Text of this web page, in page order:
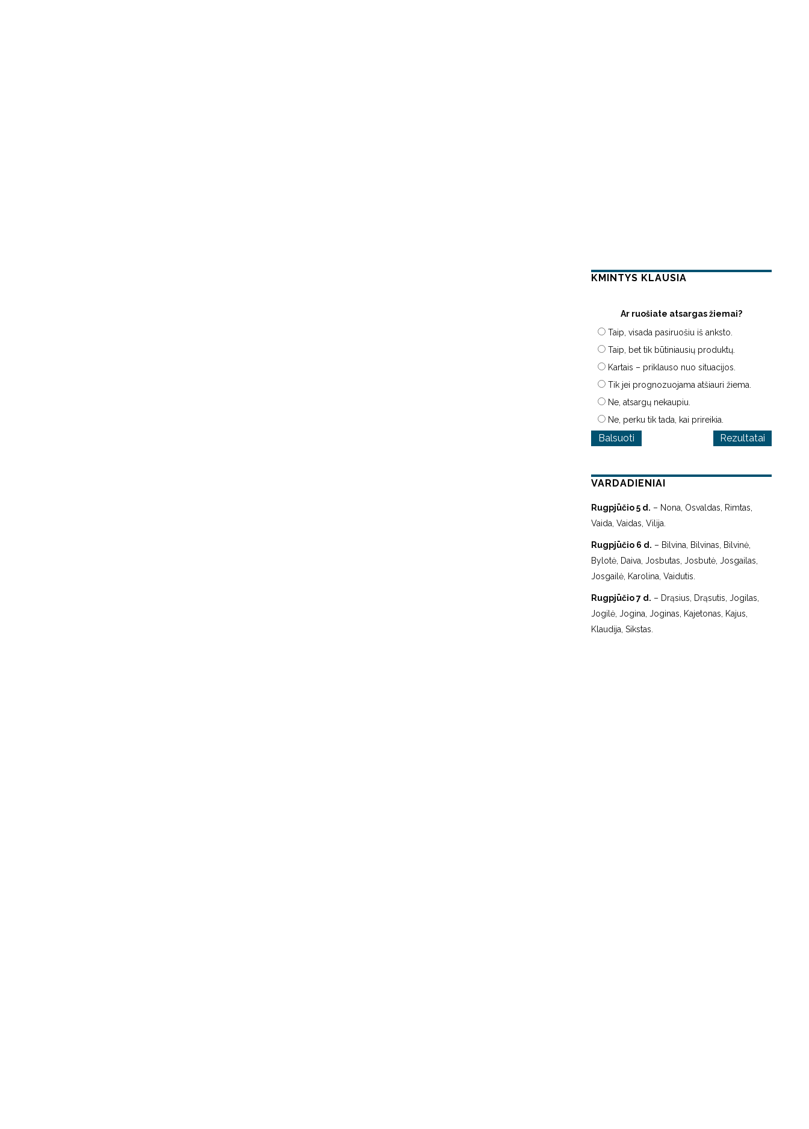
KMINTYS KLAUSIA
Ar ruošiate atsargas žiemai?
Taip, visada pasiruošiu iš anksto.
Taip, bet tik būtiniausių produktų.
Kartais – priklauso nuo situacijos.
Tik jei prognozuojama atšiauri žiema.
Ne, atsargų nekaupiu.
Ne, perku tik tada, kai prireikia.
Rezultatai
VARDADIENIAI
Rugpjūčio 5 d. – Nona, Osvaldas, Rimtas,
Vaida, Vaidas, Vilija.
Rugpjūčio 6 d. – Bilvina, Bilvinas, Bilvinė,
Bylotė, Daiva, Josbutas, Josbutė, Josgailas,
Josgailė, Karolina, Vaidutis.
Rugpjūčio 7 d. – Drąsius, Drąsutis, Jogilas,
Jogilė, Jogina, Joginas, Kajetonas, Kajus,
Klaudija, Sikstas.